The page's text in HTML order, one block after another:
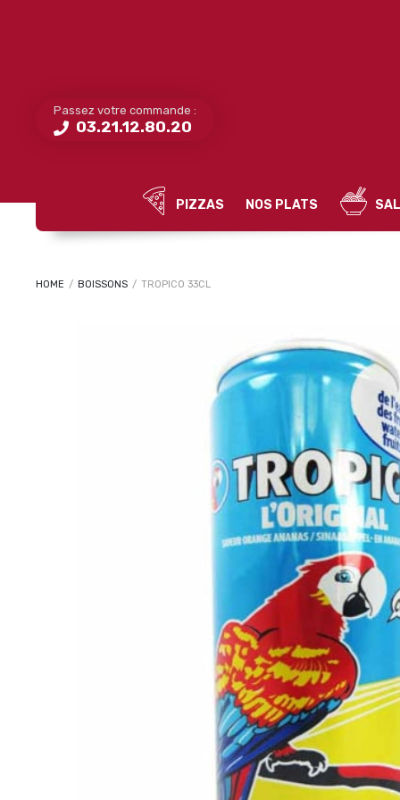
Passez votre commande :
03.21.12.80.20
PIZZAS NOS PLATS
HOME / BOISSONS / TROPICO 33CL